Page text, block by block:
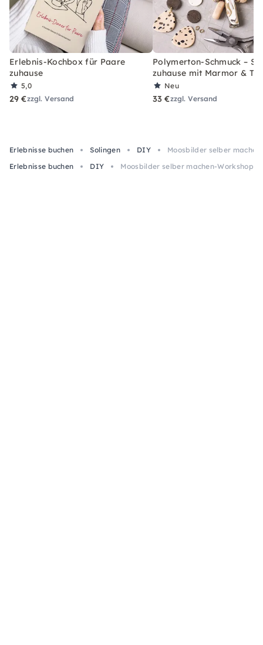
Erlebnis-Kochbox für Paare
zuhause
5,0
29 €zzgl. Versand
Polymerton-Schmuck –
zuhause mit Marmor &
Neu
33 €zzgl. Versand
Erlebnisse buchen Solingen DIY
Moosbilder selber
Erlebnisse buchen
DIY Moosbilder selber machen-Workshop in